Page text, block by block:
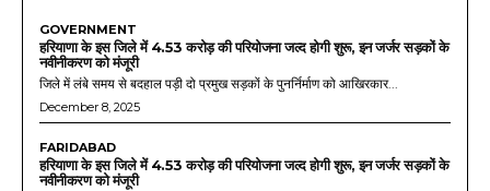
GOVERNMENT
हरियाणा के इस जिले में 4.53 करोड़ की परियोजना जल्द होगी शुरू, इन जर्जर सड़कों के
नवीनीकरण को मंजूरी
जिले में लंबे समय से बदहाल पड़ी दो प्रमुख सड़कों के पुनर्निर्माण को आखिरकार...
December 8, 2025
FARIDABAD
हरियाणा के इस जिले में 4.53 करोड़ की परियोजना जल्द होगी शुरू, इन जर्जर सड़कों के
नवीनीकरण को मंजूरी